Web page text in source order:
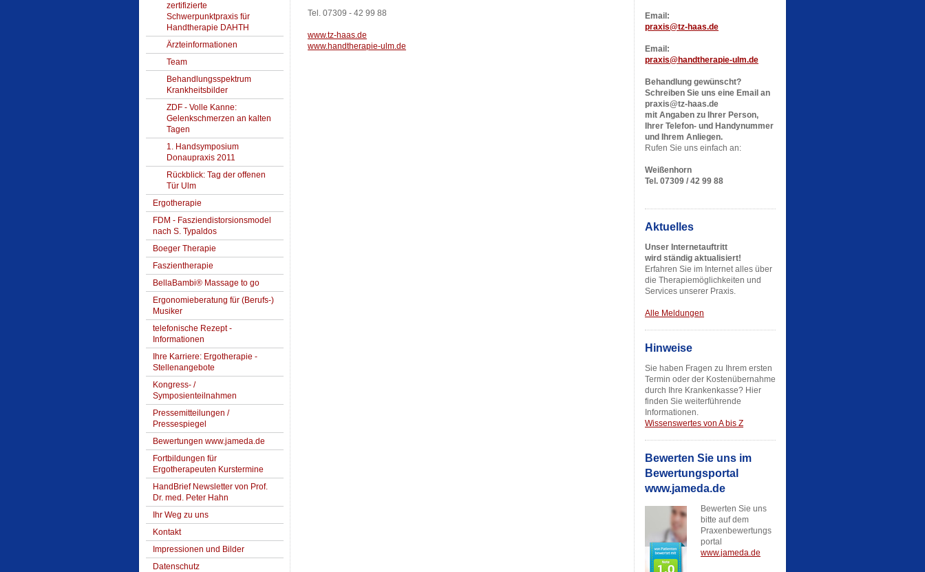
zertifizierte
Schwerpunktpraxis für
Handtherapie DAHTH
Ärzteinformationen
Team
Behandlungsspektrum
Krankheitsbilder
ZDF - Volle Kanne:
Gelenkschmerzen an kalten
Tagen
1. Handsymposium
Donaupraxis 2011
Rückblick: Tag der offenen
Tür Ulm
Ergotherapie
FDM - Fasziendistorsionsmodel
nach S. Typaldos
Boeger Therapie
Faszientherapie
BellaBambi® Massage to go
Ergonomieberatung für (Berufs-)
Musiker
telefonische Rezept -
Informationen
Ihre Karriere: Ergotherapie -
Stellenangebote
Kongress- /
Symposienteilnahmen
Pressemitteilungen /
Pressespiegel
Bewertungen www.jameda.de
Fortbildungen für
Ergotherapeuten Kurstermine
HandBrief Newsletter von Prof.
Dr. med. Peter Hahn
Ihr Weg zu uns
Kontakt
Impressionen und Bilder
Datenschutz
Tel. 07309 - 42 99 88
www.tz-haas.de
www.handtherapie-ulm.de
Email:
praxis@tz-haas.de
Email:
praxis@handtherapie-ulm.de
Behandlung gewünscht?
Schreiben Sie uns eine Email an
praxis@tz-haas.de
mit Angaben zu Ihrer Person,
Ihrer Telefon- und Handynummer
und Ihrem Anliegen.
Rufen Sie uns einfach an:
Weißenhorn
Tel. 07309 / 42 99 88
Aktuelles
Unser Internetauftritt
wird ständig aktualisiert!
Erfahren Sie im Internet alles über
die Therapiemöglichkeiten und
Services unserer Praxis.
Alle Meldungen
Hinweise
Sie haben Fragen zu Ihrem ersten
Termin oder der Kostenübernahme
durch Ihre Krankenkasse? Hier
finden Sie weiterführende
Informationen.
Wissenswertes von A bis Z
Bewerten Sie uns im
Bewertungsportal
www.jameda.de
Bewerten Sie uns
bitte auf dem
Praxenbewertungs
portal
www.jameda.de